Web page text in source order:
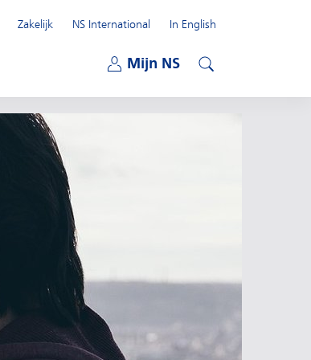
Mijn NS
Zakelijk
NS International
In English